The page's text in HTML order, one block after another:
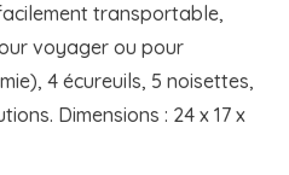
transportable,
voyager ou pour
4 écureuils, 5 noisettes,
Dimensions : 24 x 17 x